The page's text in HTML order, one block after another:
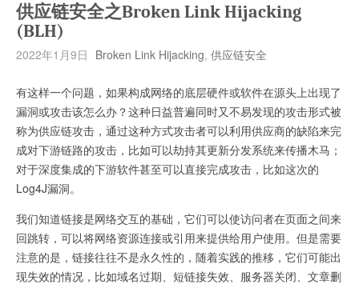
无
之
智
能
架
构
的
支
宝
安
全
风
供应链安全之Broken Link Hijacking
(BLH)
2022年1月9日 Broken Link Hijacking, 供应链安全
有这样一个问题，如果构成网络的底层硬件或软件在源头上出现了
漏洞或攻击该怎么办？这种日益普遍同时又不易发现的攻击形式被
称为供应链攻击，通过这种方式攻击者可以利用供应商的缺陷来完
成对下游链路的攻击，比如可以劫持其更新分发系统来传播木马；
对于深度集成的下游软件甚至可以直接完成攻击，比如这次的
Log4J漏洞。
我们知道链接是网络交互的基础，它们可以使访问者在页面之间来
回跳转，可以将网络资源连接或引用来提供给用户使用。但是需要
注意的是，链接往往不是永久性的，随着实践的推移，它们可能出
现失效的情况，比如域名过期、短链接失效、服务器关闭、文章删